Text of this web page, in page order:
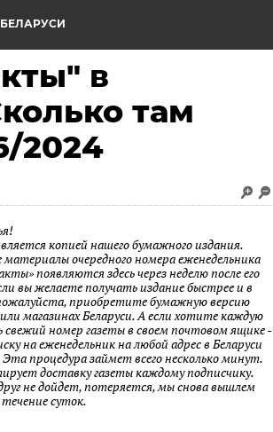
в
там
2024
копией нашего бумажного издания.
очередного номера еженедельника
появляются здесь через неделю после его
вы желаете получать издание быстрее и в
приобретите бумажную версию
магазинах Беларуси. А если хотите каждую
свежий номер газеты в своем почтовом ящике -
на еженедельник на любой адрес в Беларуси
процедура займет всего несколько минут.
доставку газеты каждому подписчику.
не дойдет, потеряется, мы снова вышлем
суток.